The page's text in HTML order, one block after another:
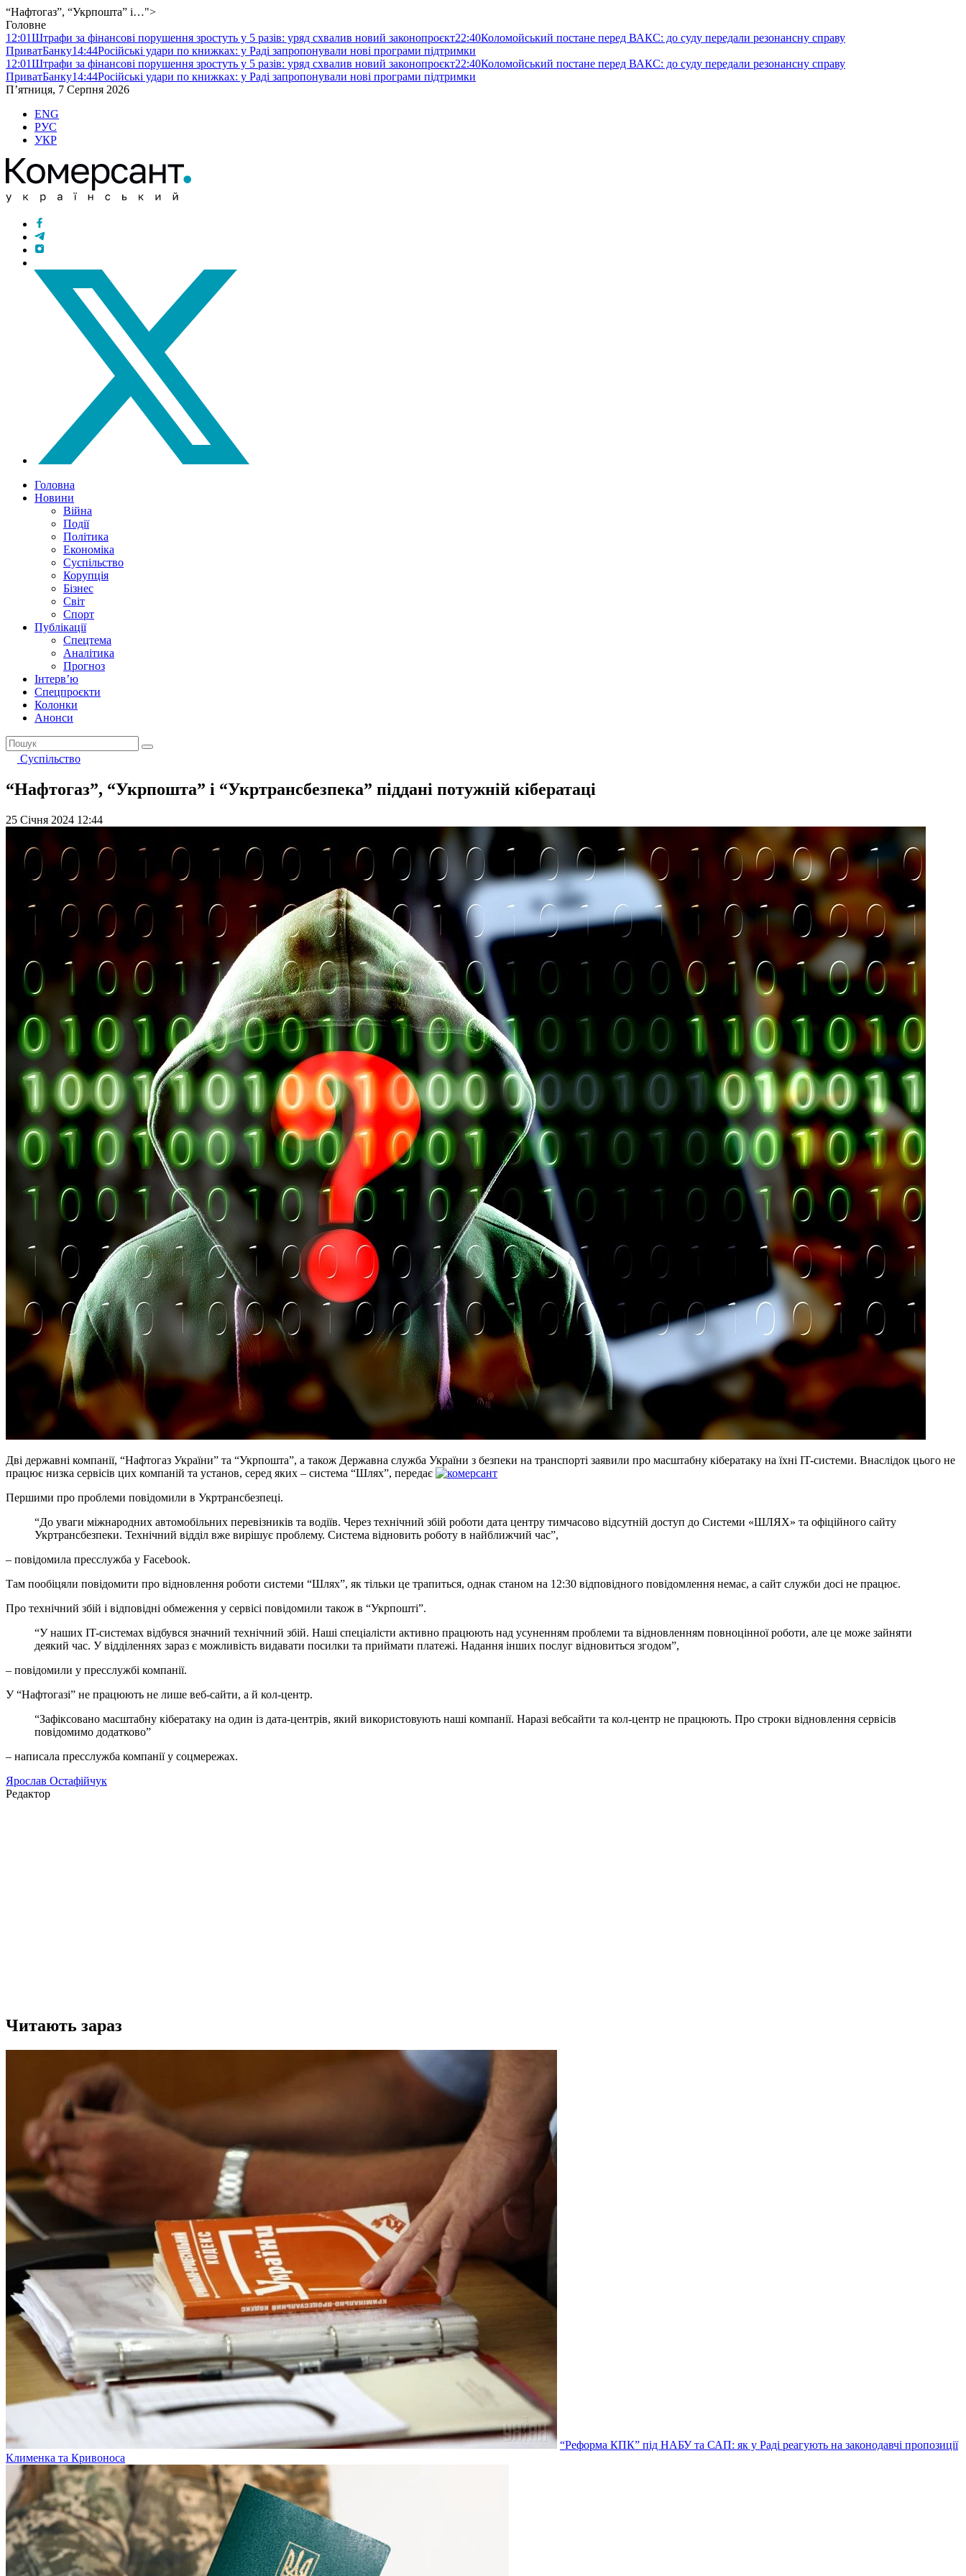
“Нафтогаз”, “Укрпошта” і…">
Головне
12:01Штрафи за фінансові порушення зростуть у 5 разів: уряд схвалив новий законопроєкт22:40Коломойський постане перед ВАКС: до суду передали резонансну справу
ПриватБанку14:44Російські удари по книжках: у Раді запропонували нові програми підтримки
12:01Штрафи за фінансові порушення зростуть у 5 разів: уряд схвалив новий законопроєкт22:40Коломойський постане перед ВАКС: до суду передали резонансну справу
ПриватБанку14:44Російські удари по книжках: у Раді запропонували нові програми підтримки
П’ятниця, 7 Серпня 2026
ENG
РУС
УКР
Головна
Новини
Війна
Події
Політика
Економіка
Суспільство
Корупція
Бізнес
Світ
Спорт
Публікації
Спецтема
Аналітика
Прогноз
Інтерв’ю
Спецпроєкти
Колонки
Анонси
Суспільство
“Нафтогаз”, “Укрпошта” і “Укртрансбезпека” піддані потужній кібератаці
25 Січня 2024 12:44
Дві державні компанії, “Нафтогаз України” та “Укрпошта”, а також Державна служба України з безпеки на транспорті заявили про масштабну кібератаку на їхні IT-системи. Внаслідок цього не
працює низка сервісів цих компаній та установ, серед яких – система “Шлях”, передає
Першими про проблеми повідомили в Укртрансбезпеці.
“До уваги міжнародних автомобільних перевізників та водіїв. Через технічний збій роботи дата центру тимчасово відсутній доступ до Системи «ШЛЯХ» та офіційного сайту
Укртрансбезпеки. Технічний відділ вже вирішує проблему. Система відновить роботу в найближчий час”,
– повідомила пресслужба у Facebook.
Там пообіцяли повідомити про відновлення роботи системи “Шлях”, як тільки це трапиться, однак станом на 12:30 відповідного повідомлення немає, а сайт служби досі не працює.
Про технічний збій і відповідні обмеження у сервісі повідомили також в “Укрпошті”.
“У наших IT-системах відбувся значний технічний збій. Наші спеціалісти активно працюють над усуненням проблеми та відновленням повноцінної роботи, але це може зайняти
деякий час. У відділеннях зараз є можливість видавати посилки та приймати платежі. Надання інших послуг відновиться згодом”,
– повідомили у пресслужбі компанії.
У “Нафтогазі” не працюють не лише веб-сайти, а й кол-центр.
“Зафіксовано масштабну кібератаку на один із дата-центрів, який використовують наші компанії. Наразі вебсайти та кол-центр не працюють. Про строки відновлення сервісів
повідомимо додатково”
– написала пресслужба компанії у соцмережах.
Ярослав Остафійчук
Редактор
Читають зараз
“Реформа КПК” під НАБУ та САП: як у Раді реагують на законодавчі пропозиції
Клименка та Кривоноса